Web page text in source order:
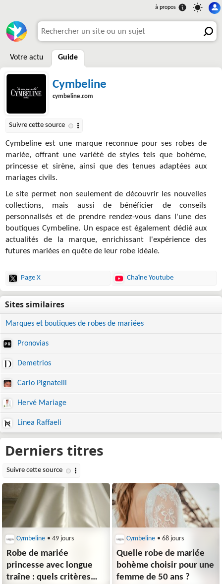
Votre actu Guide
Cymbeline
cymbeline.com
Cymbeline est une marque reconnue pour ses robes de
mariée, offrant une variété de styles tels que bohème,
princesse et sirène, ainsi que des tenues adaptées aux
mariages civils.
Le site permet non seulement de découvrir les nouvelles
collections, mais aussi de bénéficier de conseils
personnalisés et de prendre rendez-vous dans l'une des
boutiques Cymbeline. Un espace est également dédié aux
actualités de la marque, enrichissant l'expérience des
futures mariées en quête de leur robe idéale.
Page X Chaîne Youtube
Marques et boutiques de robes de mariées
Pronovias
Demetrios
Carlo Pignatelli
Hervé Mariage
Linea Raffaeli
Cymbeline • 49 jours
Robe de mariée
princesse avec longue
traîne : quels critères
Cymbeline • 68 jours
Quelle robe de mariée
bohème choisir pour une
femme de 50 ans ?